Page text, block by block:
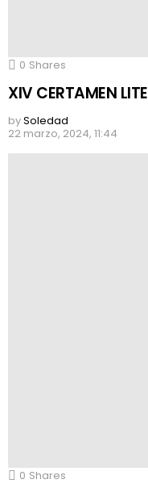
0 Shares
XIV CERTAMEN
bySoledad
22 marzo, 2024, 11:44
0 Shares